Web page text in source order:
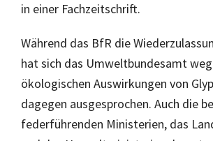
in einer Fachzeitschrift.
Während das BfR die
hat sich das Umweltbundesamt
ökologischen Auswirkungen von
dagegen ausgesprochen. Auch die
federführenden Ministerien, das